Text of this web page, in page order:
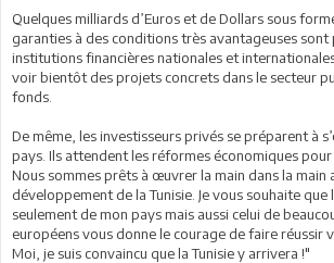
Quelques milliards d’Euros et de Dollars sous
garanties à des conditions très avantageuses
institutions financières nationales et
voir bientôt des projets concrets dans le secteur
fonds.
De même, les investisseurs privés se préparent à
pays. Ils attendent les réformes économiques pour
Nous sommes prêts à œuvrer la main dans la main
développement de la Tunisie. Je vous souhaite que
seulement de mon pays mais aussi celui de
européens vous donne le courage de faire réussir
Moi, je suis convaincu que la Tunisie y arrivera !"